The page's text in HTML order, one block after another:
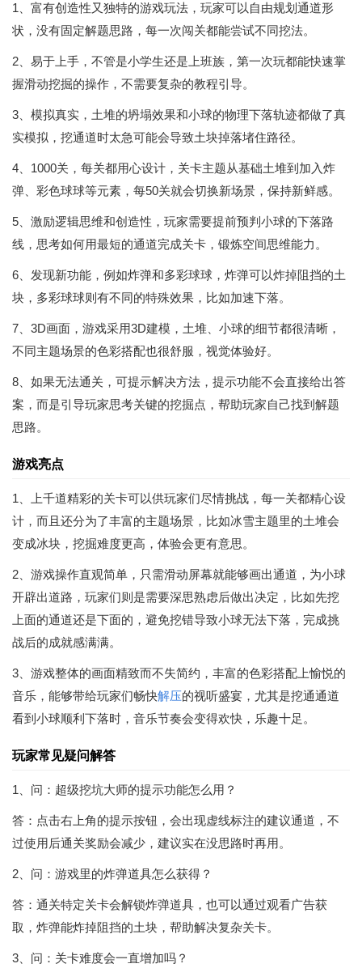
1、富有创造性又独特的游戏玩法，玩家可以自由规划通道形
状，没有固定解题思路，每一次闯关都能尝试不同挖法。
2、易于上手，不管是小学生还是上班族，第一次玩都能快速掌
握滑动挖掘的操作，不需要复杂的教程引导。
3、模拟真实，土堆的坍塌效果和小球的物理下落轨迹都做了真
实模拟，挖通道时太急可能会导致土块掉落堵住路径。
4、1000关，每关都用心设计，关卡主题从基础土堆到加入炸
弹、彩色球球等元素，每50关就会切换新场景，保持新鲜感。
5、激励逻辑思维和创造性，玩家需要提前预判小球的下落路
线，思考如何用最短的通道完成关卡，锻炼空间思维能力。
6、发现新功能，例如炸弹和多彩球球，炸弹可以炸掉阻挡的土
块，多彩球球则有不同的特殊效果，比如加速下落。
7、3D画面，游戏采用3D建模，土堆、小球的细节都很清晰，
不同主题场景的色彩搭配也很舒服，视觉体验好。
8、如果无法通关，可提示解决方法，提示功能不会直接给出答
案，而是引导玩家思考关键的挖掘点，帮助玩家自己找到解题
思路。
游戏亮点
1、上千道精彩的关卡可以供玩家们尽情挑战，每一关都精心设
计，而且还分为了丰富的主题场景，比如冰雪主题里的土堆会
变成冰块，挖掘难度更高，体验会更有意思。
2、游戏操作直观简单，只需滑动屏幕就能够画出通道，为小球
开辟出道路，玩家们则是需要深思熟虑后做出决定，比如先挖
上面的通道还是下面的，避免挖错导致小球无法下落，完成挑
战后的成就感满满。
3、游戏整体的画面精致而不失简约，丰富的色彩搭配上愉悦的
音乐，能够带给玩家们畅快解压的视听盛宴，尤其是挖通通道
看到小球顺利下落时，音乐节奏会变得欢快，乐趣十足。
玩家常见疑问解答
1、问：超级挖坑大师的提示功能怎么用？
答：点击右上角的提示按钮，会出现虚线标注的建议通道，不
过使用后通关奖励会减少，建议实在没思路时再用。
2、问：游戏里的炸弹道具怎么获得？
答：通关特定关卡会解锁炸弹道具，也可以通过观看广告获
取，炸弹能炸掉阻挡的土块，帮助解决复杂关卡。
3、问：关卡难度会一直增加吗？